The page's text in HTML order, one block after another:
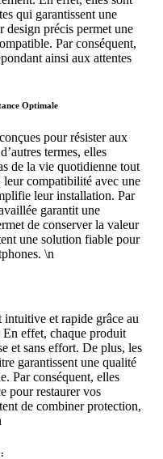
qui garantissent une
précis permet une
Par conséquent,
ainsi aux attentes
Optimale
pour résister aux
termes, elles
de la vie quotidienne tout
leur compatibilité avec une
leur installation. Par
garantit une
de conserver la valeur
une solution fiable pour
\n
intuitive et rapide grâce au
effet, chaque produit
et sans effort. De plus, les
garantissent une qualité
Par conséquent, elles
pour restaurer vos
de combiner protection,